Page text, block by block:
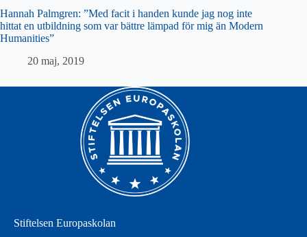
Hannah Palmgren: ”Med facit i handen kunde jag nog inte
hittat en utbildning som var bättre lämpad för mig än Modern
Humanities”
20 maj, 2019
Stiftelsen Europaskolan